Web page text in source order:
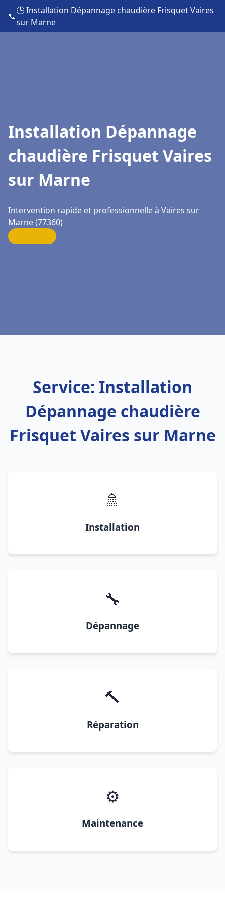
📞
🕒 Installation Dépannage chaudière Frisquet Vaires
sur Marne
Installation Dépannage
chaudière Frisquet Vaires
sur Marne
Intervention rapide et professionnelle à Vaires sur
Marne (77360)
Service: Installation
Dépannage chaudière
Frisquet Vaires sur Marne
🚿
Installation
🔧
Dépannage
🔨
Réparation
⚙️
Maintenance